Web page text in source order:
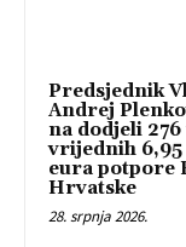
Predsjednik
Andrej
na dodjeli
vrijednih
eura potpore
Hrvatske
28. srpnja 2026.